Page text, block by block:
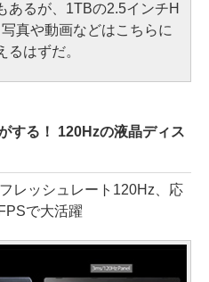
あるが、1TBの2.5インチH
真や動画などはこちらに
はずだ。
する！ 120Hzの液晶ディス
レッシュレート120Hz、応
で大活躍